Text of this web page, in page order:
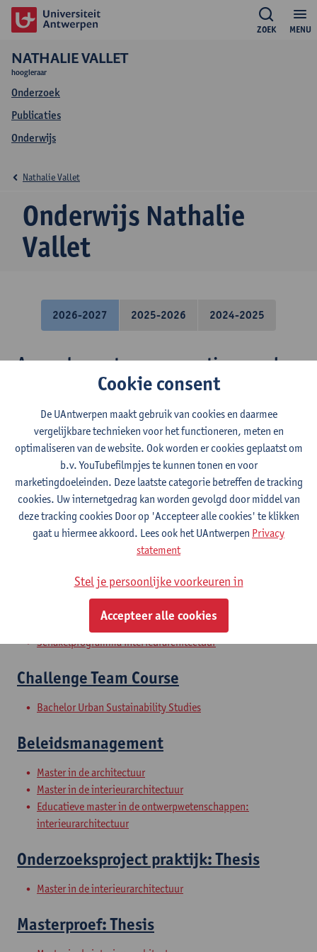
MENU
ZOEK
NATHALIE VALLET
hoogleraar
Onderzoek
Publicaties
Onderwijs
Onderwijs Nathalie
Vallet
Nathalie Vallet
2026-2027 2025-2026 2024-2025
A complex systems perspective on urban
sustainability
Bachelor Urban Sustainability Studies
Academische vaardigheden 1
Bachelor in de interieurarchitectuur
Schakelprogramma interieurarchitectuur
Organisatiegedrag en -management
Bachelor in de interieurarchitectuur
Projectmanagement in Design
Bachelor in de interieurarchitectuur
Schakelprogramma interieurarchitectuur
Challenge Team Course
Bachelor Urban Sustainability Studies
Beleidsmanagement
Master in de architectuur
Master in de interieurarchitectuur
Educatieve master in de ontwerpwetenschappen:
interieurarchitectuur
Onderzoeksproject praktijk: Thesis
Master in de interieurarchitectuur
Masterproef: Thesis
Cookie consent
De UAntwerpen maakt gebruik van cookies en daarmee
vergelijkbare technieken voor het functioneren, meten en
optimaliseren van de website. Ook worden er cookies geplaatst om
b.v. YouTubefilmpjes te kunnen tonen en voor
marketingdoeleinden. Deze laatste categorie betreffen de tracking
cookies. Uw internetgedrag kan worden gevolgd door middel van
deze tracking cookies Door op 'Accepteer alle cookies' te klikken
gaat u hiermee akkoord. Lees ook het UAntwerpen Privacy
statement
Stel je persoonlijke voorkeuren in
Accepteer alle cookies